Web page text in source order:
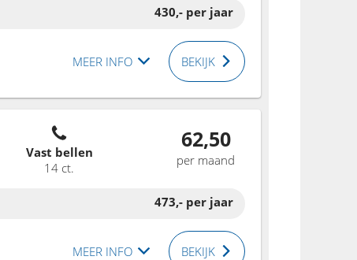
430,- per jaar
MEER INFO BEKIJK
Vast bellen
14 ct.
62,50
per maand
473,- per jaar
MEER INFO BEKIJK